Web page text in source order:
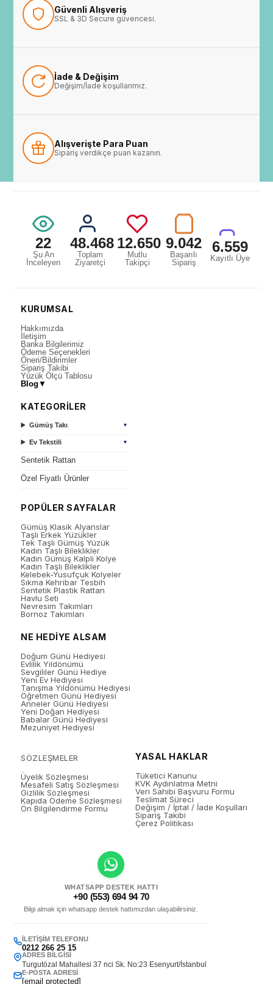
Güvenli Alışveriş
SSL & 3D Secure güvencesi.
İade & Değişim
Değişim/İade koşullarımız.
Alışverişte Para Puan
Sipariş verdikçe puan kazanın.
22
Şu An
İnceleyen
48.468
Toplam
Ziyaretçi
12.650
Mutlu
Takipçi
9.042
Başarılı
Sipariş
6.559
Kayıtlı Üye
KURUMSAL
Hakkımızda
İletişim
Banka Bilgilerimiz
Ödeme Seçenekleri
Öneri/Bildirimler
Sipariş Takibi
Yüzük Ölçü Tablosu
Blog ▼
KATEGORİLER
Gümüş Takı ▼
Ev Tekstili ▼
Sentetik Rattan
Özel Fiyatlı Ürünler
POPÜLER SAYFALAR
Gümüş Klasik Alyanslar
Taşlı Erkek Yüzükler
Tek Taşlı Gümüş Yüzük
Kadın Taşlı Bileklikler
Kadın Gümüş Kalpli Kolye
Kadın Taşlı Bileklikler
Kelebek-Yusufçuk Kolyeler
Sıkma Kehribar Tesbih
Sentetik Plastik Rattan
Havlu Seti
Nevresim Takımları
Bornoz Takımları
NE HEDİYE ALSAM
Doğum Günü Hediyesi
Evlilik Yıldönümü
Sevgililer Günü Hediye
Yeni Ev Hediyesi
Tanışma Yıldönümü Hediyesi
Öğretmen Günü Hediyesi
Anneler Günü Hediyesi
Yeni Doğan Hediyesi
Babalar Günü Hediyesi
Mezuniyet Hediyesi
SÖZLEŞMELER
Üyelik Sözleşmesi
Mesafeli Satış Sözleşmesi
Gizlilik Sözleşmesi
Kapıda Ödeme Sözleşmesi
Ön Bilgilendirme Formu
YASAL HAKLAR
Tüketici Kanunu
KVK Aydınlatma Metni
Veri Sahibi Başvuru Formu
Teslimat Süreci
Değişim / İptal / İade Koşulları
Sipariş Takibi
Çerez Politikası
WHATSAPP DESTEK HATTI
+90 (553) 694 94 70
Bilgi almak için whatsapp destek hattımızdan ulaşabilirsiniz.
İLETIŞIM TELEFONU
0212 266 25 15
ADRES BILGISI
Turgutözal Mahallesi 37 nci Sk. No:23 Esenyurt/İstanbul
E-POSTA ADRESI
[email protected]